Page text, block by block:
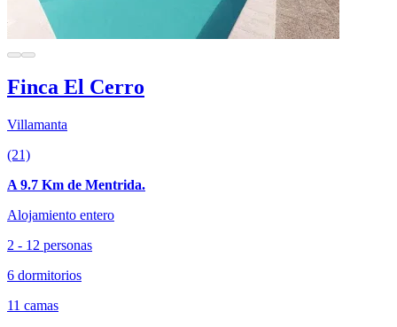
Finca El Cerro
Villamanta
(21)
A 9.7 Km de Mentrida.
Alojamiento entero
2 - 12 personas
6 dormitorios
11 camas